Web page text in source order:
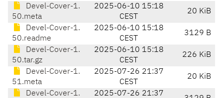
Devel-Cover-1.
50.meta
2025-06-10 15:18
CEST
20 KiB
Devel-Cover-1.
50.readme
2025-06-10 15:18
CEST
3129 B
Devel-Cover-1.
50.tar.gz
2025-06-10 15:18
CEST
226 KiB
Devel-Cover-1.
51.meta
2025-07-26 21:37
CEST
20 KiB
Devel-Cover-1. 2025-07-26 21:37